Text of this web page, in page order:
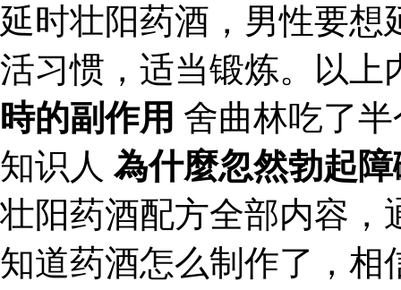
延时壮阳药酒，男性要想
活习惯，适当锻炼。以上
時的副作用 舍曲林吃了
知识人 為什麼忽然勃起
壮阳药酒配方全部内容，
知道药酒怎么制作了，相